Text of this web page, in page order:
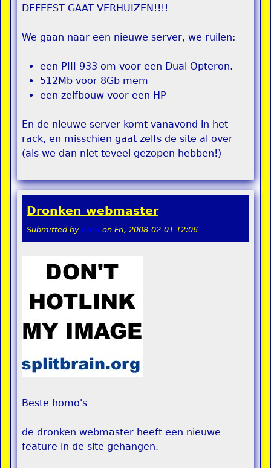
DEFEEST GAAT VERHUIZEN!!!!
We gaan naar een nieuwe server, we ruilen:
een PIII 933 om voor een Dual Opteron.
512Mb voor 8Gb mem
een zelfbouw voor een HP
En de nieuwe server komt vanavond in het
rack, en misschien gaat zelfs de site al over
(als we dan niet teveel gezopen hebben!)
Dronken webmaster
Submitted by remi on Fri, 2008-02-01 12:06
Beste homo's
de dronken webmaster heeft een nieuwe
feature in de site gehangen.